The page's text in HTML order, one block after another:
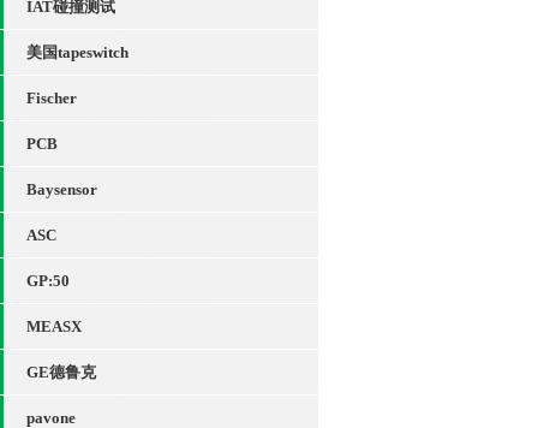
IAT碰撞测试
美国tapeswitch
Fischer
PCB
Baysensor
ASC
GP:50
MEASX
GE德鲁克
pavone